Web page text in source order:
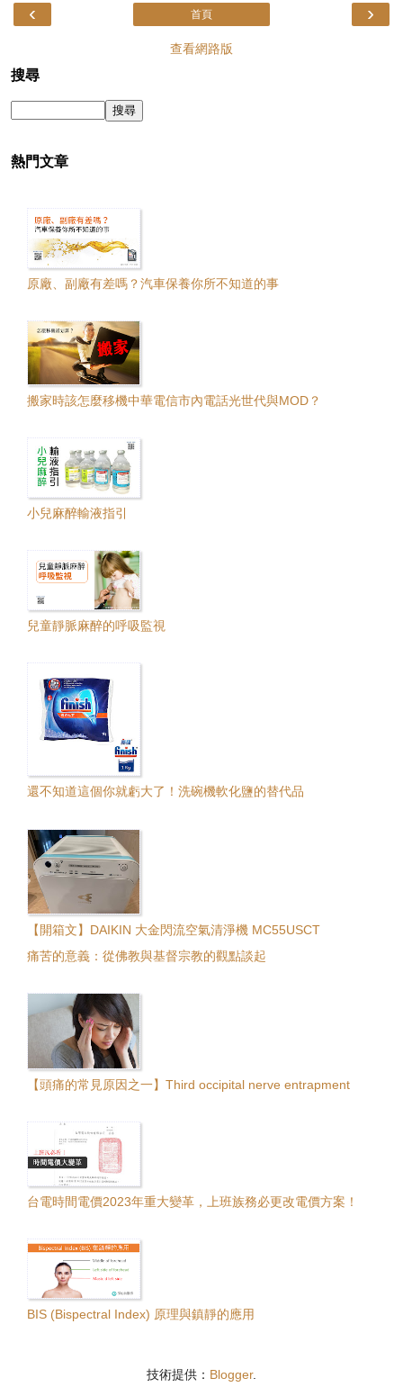
‹ ›
首頁
查看網路版
搜尋
熱門文章
原廠、副廠有差嗎？汽車保養你所不知道的事
搬家時該怎麼移機中華電信市內電話光世代與MOD？
小兒麻醉輸液指引
兒童靜脈麻醉的呼吸監視
還不知道這個你就虧大了！洗碗機軟化鹽的替代品
【開箱文】DAIKIN 大金閃流空氣清淨機 MC55USCT
痛苦的意義：從佛教與基督宗教的觀點談起
【頭痛的常見原因之一】Third occipital nerve entrapment
台電時間電價2023年重大變革，上班族務必更改電價方案！
BIS (Bispectral Index) 原理與鎮靜的應用
技術提供： Blogger.